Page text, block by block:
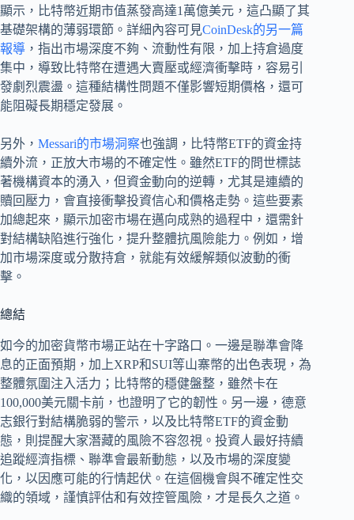
顯示，比特幣近期市值蒸發高達1萬億美元，這凸顯了其
基礎架構的薄弱環節。詳細內容可見CoinDesk的另一篇
報導 ，指出市場深度不夠、流動性有限，加上持倉過度
集中，導致比特幣在遭遇大賣壓或經濟衝擊時，容易引
發劇烈震盪。這種結構性問題不僅影響短期價格，還可
能阻礙長期穩定發展。
另外， Messari的市場洞察也強調，比特幣ETF的資金持
續外流，正放大市場的不確定性。雖然ETF的問世標誌
著機構資本的湧入，但資金動向的逆轉，尤其是連續的
贖回壓力，會直接衝擊投資信心和價格走勢。這些要素
加總起來，顯示加密市場在邁向成熟的過程中，還需針
對結構缺陷進行強化，提升整體抗風險能力。例如，增
加市場深度或分散持倉，就能有效緩解類似波動的衝
擊。
總結
如今的加密貨幣市場正站在十字路口。一邊是聯準會降
息的正面預期，加上XRP和SUI等山寨幣的出色表現，為
整體氛圍注入活力；比特幣的穩健盤整，雖然卡在
100,000美元關卡前，也證明了它的韌性。另一邊，德意
志銀行對結構脆弱的警示，以及比特幣ETF的資金動
態，則提醒大家潛藏的風險不容忽視。投資人最好持續
追蹤經濟指標、聯準會最新動態，以及市場的深度變
化，以因應可能的行情起伏。在這個機會與不確定性交
織的領域，謹慎評估和有效控管風險，才是長久之道。